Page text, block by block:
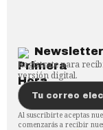
Newsletter
Regístrate para
versión digital.
Al suscribirte aceptas
comenzarás a recibir